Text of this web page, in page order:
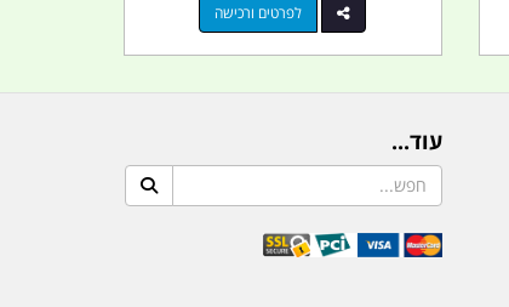
לפרטים ורכישה
עוד...